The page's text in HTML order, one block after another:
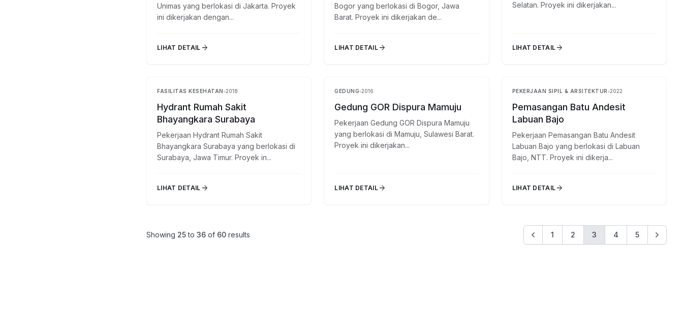
Unimas yang berlokasi di Jakarta. Proyek
ini dikerjakan dengan...
LIHAT DETAIL arrow_forward
Bogor yang berlokasi di Bogor, Jawa
Barat. Proyek ini dikerjakan de...
LIHAT DETAILarrow_forward
Selatan. Proyek ini dikerjakan...
LIHAT DETAIL arrow_forward
FASILITAS KESEHATAN 2018
Hydrant Rumah Sakit
Bhayangkara Surabaya
Pekerjaan Hydrant Rumah Sakit
Bhayangkara Surabaya yang berlokasi di
Surabaya, Jawa Timur. Proyek in...
LIHAT DETAIL arrow_forward
GEDUNG 2016
Gedung GOR Dispura Mamuju
Pekerjaan Gedung GOR Dispura Mamuju
yang berlokasi di Mamuju, Sulawesi Barat.
Proyek ini dikerjakan...
LIHAT DETAILarrow_forward
PEKERJAAN SIPIL & ARSITEKTUR 2022
Pemasangan Batu Andesit
Labuan Bajo
Pekerjaan Pemasangan Batu Andesit
Labuan Bajo yang berlokasi di Labuan
Bajo, NTT. Proyek ini dikerja...
LIHAT DETAIL arrow_forward
Showing 25to 36 of 60 results 1 2 3 4 5